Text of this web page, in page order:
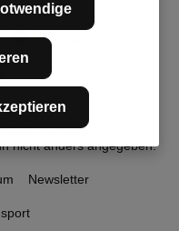
zzgl.Versandkosten
nicht anders angegeben.
Newsletter